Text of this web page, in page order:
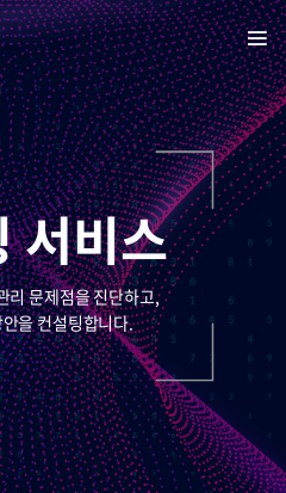
열기
서비스
리 문제점을 진단하고,
을 컨설팅합니다.